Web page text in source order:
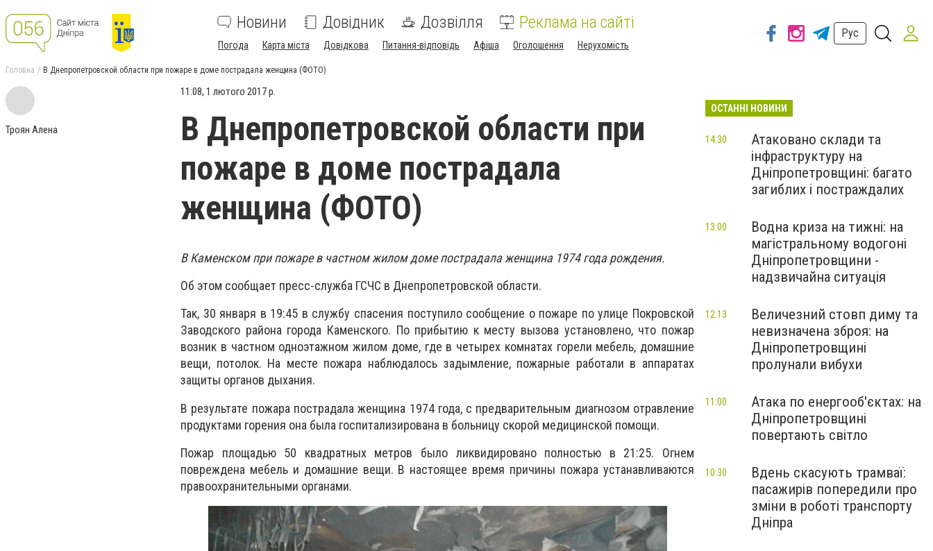
Новини Довідник Дозвілля Реклама на сайті
Погода Карта міста Довідкова Питання-відповідь Афіша Оголошення Нерухомість
Рус
Головна В Днепропетровской области при пожаре в доме пострадала женщина (ФОТО)
Троян Алена
11:08, 1 лютого 2017 р.
В Днепропетровской области при
пожаре в доме пострадала
женщина (ФОТО)
В Каменском при пожаре в частном жилом доме пострадала женщина 1974 года рождения.
Об этом сообщает пресс-служба ГСЧС в Днепропетровской области.
Так, 30 января в 19:45 в службу спасения поступило сообщение о пожаре по улице Покровской
Заводского района города Каменского. По прибытию к месту вызова установлено, что пожар
возник в частном одноэтажном жилом доме, где в четырех комнатах горели мебель, домашние
вещи, потолок. На месте пожара наблюдалось задымление, пожарные работали в аппаратах
защиты органов дыхания.
В результате пожара пострадала женщина 1974 года, с предварительным диагнозом отравление
продуктами горения она была госпитализирована в больницу скорой медицинской помощи.
Пожар площадью 50 квадратных метров было ликвидировано полностью в 21:25. Огнем
повреждена мебель и домашние вещи. В настоящее время причины пожара устанавливаются
правоохранительными органами.
ОСТАННІ НОВИНИ
Атаковано склади та
інфраструктуру на
Дніпропетровщині: багато
загиблих і постраждалих
14:30
Водна криза на тижні: на
магістральному водогоні
Дніпропетровщини -
надзвичайна ситуація
13:00
Величезний стовп диму та
невизначена зброя: на
Дніпропетровщині
пролунали вибухи
12:13
Атака по енергооб'єктах: на
Дніпропетровщині
повертають світло
11:00
Вдень скасують трамваї:
пасажирів попередили про
зміни в роботі транспорту
Дніпра
10:30